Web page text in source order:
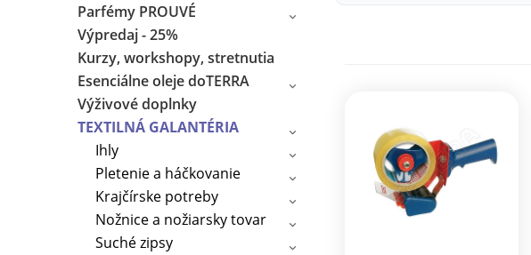
Parfémy PROUVÉ
Výpredaj - 25%
Kurzy, workshopy, stretnutia
Esenciálne oleje doTERRA
Výživové doplnky
TEXTILNÁ GALANTÉRIA
Ihly
Pletenie a háčkovanie
Krajčírske potreby
Nožnice a nožiarsky tovar
Suché zipsy